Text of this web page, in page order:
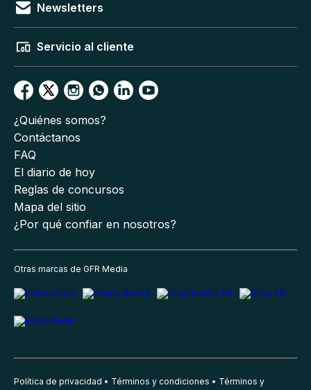
Newsletters
Servicio al cliente
¿Quiénes somos?
Contáctanos
FAQ
El diario de hoy
Reglas de concursos
Mapa del sitio
¿Por qué confiar en nosotros?
Otras marcas de GFR Media
Política de privacidad Términos y condiciones Términos y